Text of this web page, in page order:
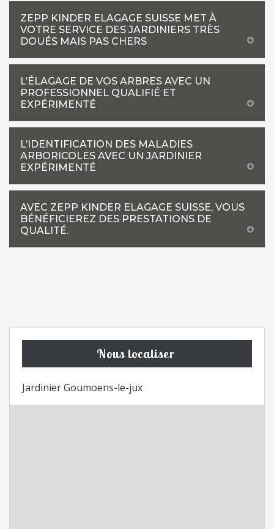
ZEPP KINDER ELAGAGE SUISSE MET À
VOTRE SERVICE DES JARDINIERS TRÈS
DOUÉS MAIS PAS CHERS
L’ÉLAGAGE DE VOS ARBRES AVEC UN
PROFESSIONNEL QUALIFIÉ ET
EXPÉRIMENTÉ
L’IDENTIFICATION DES MALADIES
ARBORICOLES AVEC UN JARDINIER
EXPÉRIMENTÉ
AVEC ZEPP KINDER ELAGAGE SUISSE, VOUS
BÉNÉFICIEREZ DES PRESTATIONS DE
QUALITÉ.
Nous localiser
Jardinier Goumoens-le-jux